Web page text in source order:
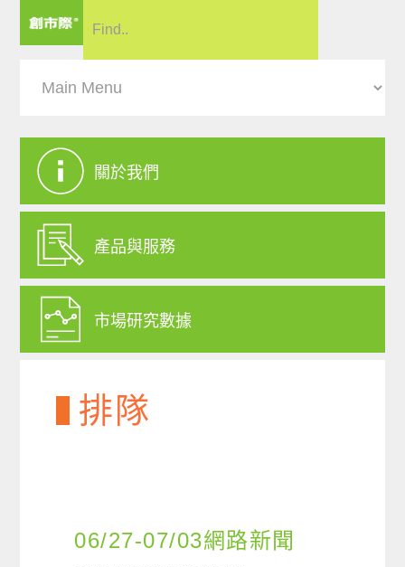
關於我們
產品與服務
市場研究數據
排隊
06/27-07/03網路新聞